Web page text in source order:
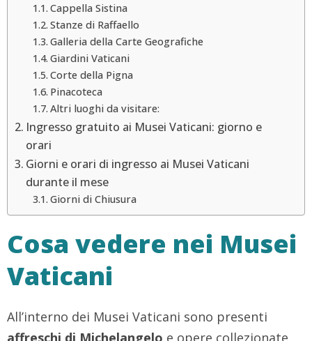
Cappella Sistina
Stanze di Raffaello
Galleria della Carte Geografiche
Giardini Vaticani
Corte della Pigna
Pinacoteca
Altri luoghi da visitare:
Ingresso gratuito ai Musei Vaticani: giorno e
orari
Giorni e orari di ingresso ai Musei Vaticani
durante il mese
Giorni di Chiusura
Cosa vedere nei Musei
Vaticani
All’interno dei Musei Vaticani sono presenti